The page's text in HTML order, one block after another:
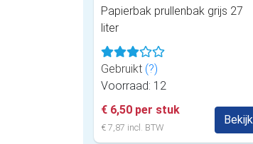
Papierbak prullenbak grijs 27
liter
Gebruikt (?)
Voorraad: 12
€ 6,50 per stuk
€ 7,87 incl. BTW
Bekijk